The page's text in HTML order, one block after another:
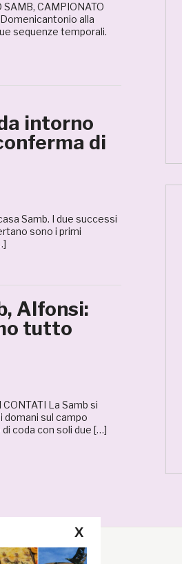
SAMB, CAMPIONATO
Domenicantonio alla
sequenze temporali.
intorno
di
Samb. I due successi
sono i primi
Alfonsi:
tutto
CONTATI La Samb si
domani sul campo
coda con soli due […]
X